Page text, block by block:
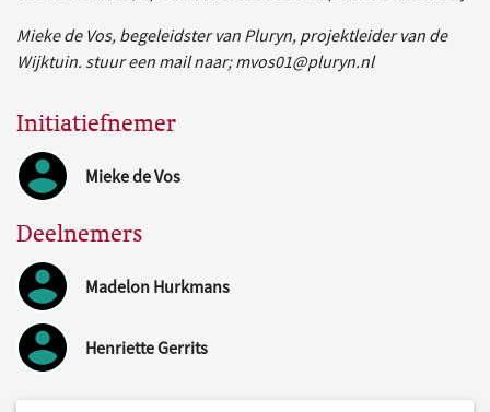
Mieke de Vos, begeleidster van Pluryn, projektleider van de
Wijktuin. stuur een mail naar; mvos01@pluryn.nl
Initiatiefnemer
Mieke de Vos
Deelnemers
Madelon Hurkmans
Henriette Gerrits